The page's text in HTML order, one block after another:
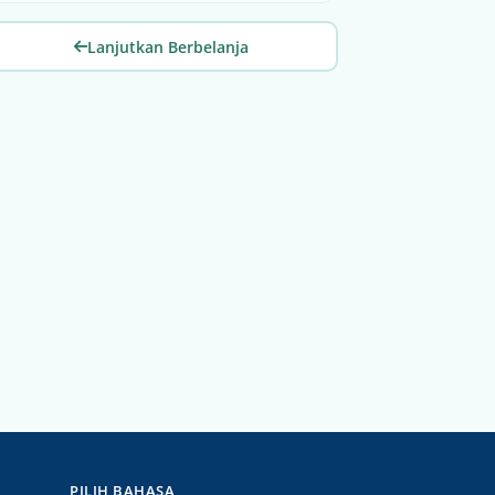
Lanjutkan Berbelanja
PILIH BAHASA